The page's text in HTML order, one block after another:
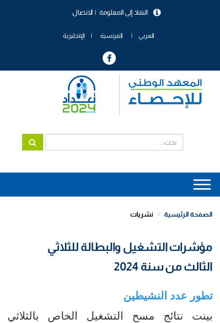
الاتصال النفاذ إلى المعلومة
العربي الفرنسية الإنجليزية
Main
navigation
الصفحة الرئيسية نشريات
مؤشرات التشغيل والبطالة للثلاثي
الثالث من سنة 2024
​​​​​​​تطور عدد النشيطين
بينت نتائج مسح التشغيل الخاص بالثلاثي